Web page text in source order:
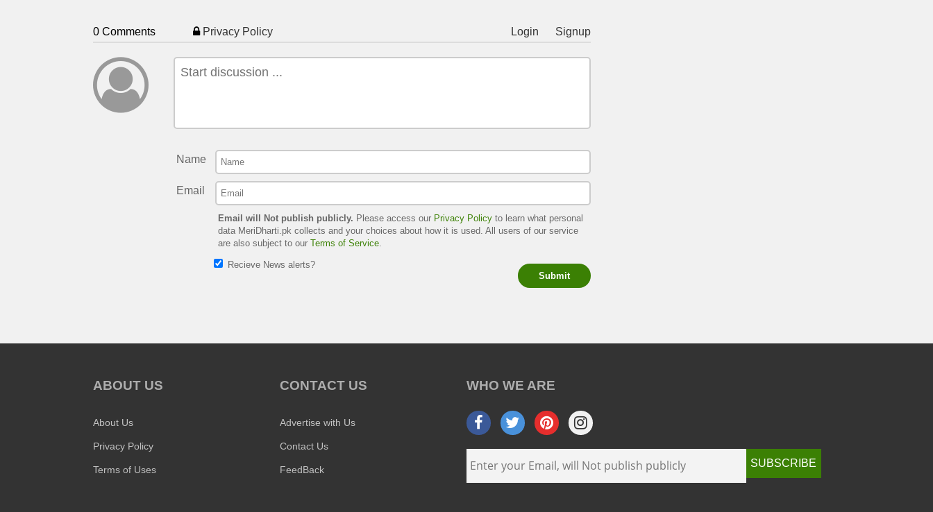
0 Comments Privacy Policy Login Signup
Name
Email
Email will Not publish publicly. Please access our Privacy Policy to learn what personal
data MeriDharti.pk collects and your choices about how it is used. All users of our service
are also subject to ourTerms of Service.
Recieve News alerts?
Submit
ABOUT US
About Us
Privacy Policy
Terms of Uses
CONTACT US
Advertise with Us
Contact Us
FeedBack
WHO WE ARE
SUBSCRIBE